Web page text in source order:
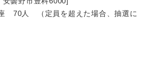
70人 （定員を超えた場合、抽選に